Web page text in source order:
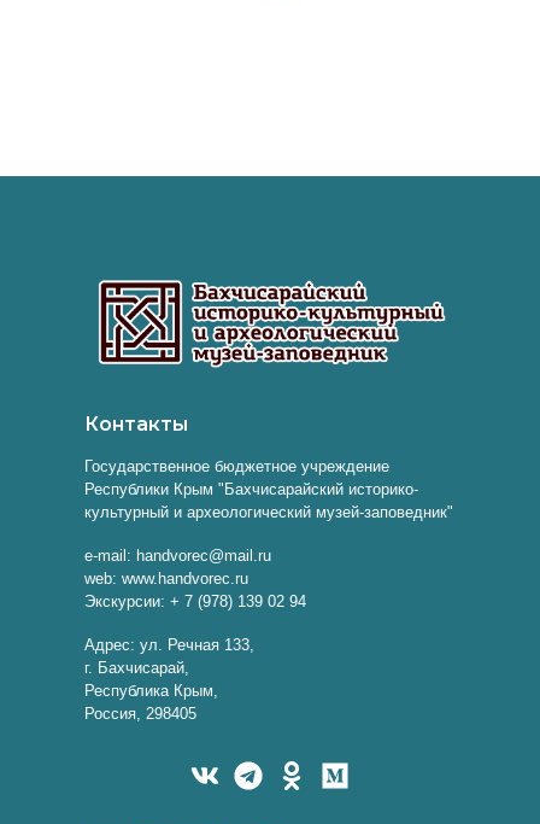
Контакты
Государственное бюджетное учреждение
Республики Крым "Бахчисарайский историко-
культурный и археологический музей-заповедник"
e-mail: handvorec@mail.ru
web: www.handvorec.ru
Экскурсии: + 7 (978) 139 02 94
Адрес: ул. Речная 133,
г. Бахчисарай,
Республика Крым,
Россия, 298405